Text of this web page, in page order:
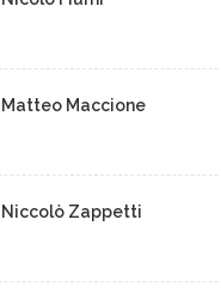
Matteo Maccione
Niccolò Zappetti